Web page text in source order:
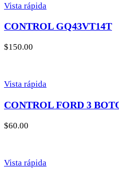
Vista rápida
CONTROL GQ43VT14T
$150.00
Vista rápida
CONTROL FORD 3
$60.00
Vista rápida